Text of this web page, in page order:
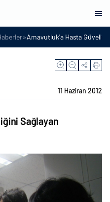
»Arnavutluk'a Hasta
11 Haziran 2012
Sağlayan